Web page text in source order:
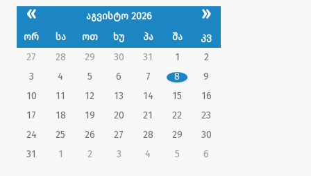
« აგვისტო 2026 »
ორ სა ოთ ხუ პა შა
კვ
27
28 29 30 31 1
2
3
4 5 6 7 8
9
10
11 12 13 14 15
16
17
18 19 20 21 22
23
24
25 26 27 28 29
30
31
1 2 3 4 5 6